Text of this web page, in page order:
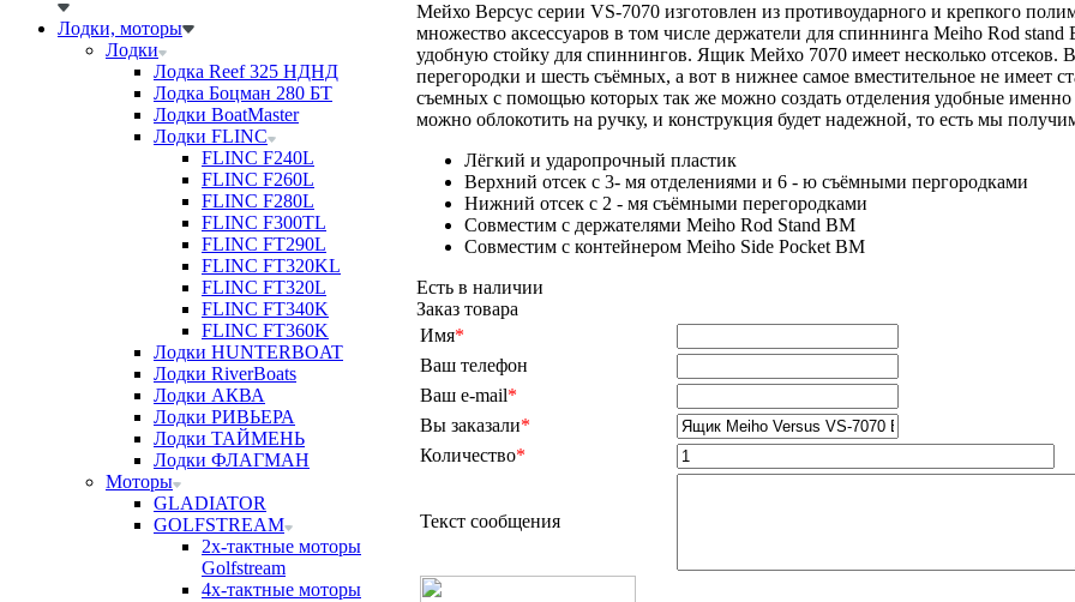
Лодки, моторы
Лодки
Лодка Reef 325 НДНД
Лодка Боцман 280 БТ
Лодки BoatMaster
Лодки FLINC
FLINC F240L
FLINC F260L
FLINC F280L
FLINC F300TL
FLINC FT290L
FLINC FT320KL
FLINC FT320L
FLINC FT340K
FLINC FT360K
Лодки HUNTERBOAT
Лодки RiverBoats
Лодки АКВА
Лодки РИВЬЕРА
Лодки ТАЙМЕНЬ
Лодки ФЛАГМАН
Моторы
GLADIATOR
GOLFSTREAM
2х-тактные моторы
Golfstream
4х-тактные моторы
Мейхо Версус серии VS-7070 изготовлен из противоударного и крепкого
множество аксессуаров в том числе держатели для спиннинга Meiho Rod
удобную стойку для спиннингов. Ящик Мейхо 7070 имеет несколько отсеков.
перегородки и шесть съёмных, а вот в нижнее самое вместительное не имеет
съемных с помощью которых так же можно создать отделения удобные
можно облокотить на ручку, и конструкция будет надежной, то есть мы
Лёгкий и ударопрочный пластик
Верхний отсек с 3- мя отделениями и 6 - ю съёмными пергородками
Нижний отсек с 2 - мя съёмными перегородками
Совместим с держателями Meiho Rod Stand BM
Совместим с контейнером Meiho Side Pocket BM
Есть в наличии
Заказ товара
Имя*
Ваш телефон
Ваш e-mail*
Вы заказали*
Количество*
Текст сообщения